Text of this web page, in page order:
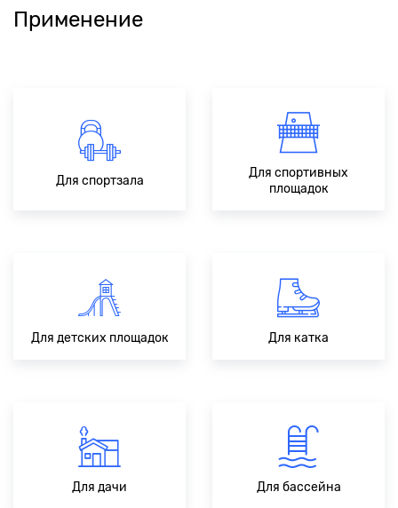
Применение
Для спортзала
Для спортивных
площадок
Для детских площадок Для катка
Для дачи Для бaссейна